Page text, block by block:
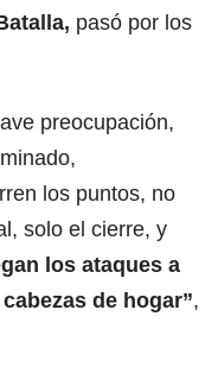
pasó por los
preocupación,
los puntos, no
solo el cierre, y
los ataques a
de hogar”,